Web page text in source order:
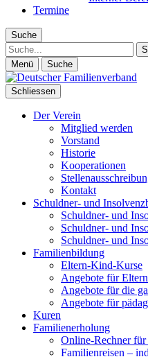
Termine
Suche
Suche
Menü Suche
Schliessen
Der Verein
Mitglied werden
Vorstand
Historie
Kooperationen
Kontakt
Schuldner- und
Schuldner- und
Schuldner- und
Schuldner- und
Familienbildung
Eltern-Kind-Kurse
Angebote für Eltern
Angebote für die
Angebote für
Kuren
Familienerholung
Online-Rechner für
Familienreisen –